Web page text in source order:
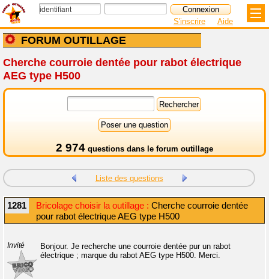
FORUM OUTILLAGE
S'inscrire Aide
Cherche courroie dentée pour rabot électrique
AEG type H500
2 974 questions dans le forum outillage
Liste des questions
1281 Bricolage choisir la outillage : Cherche courroie dentée
pour rabot électrique AEG type H500
Invité
Bonjour. Je recherche une courroie dentée pur un rabot
électrique ; marque du rabot AEG type H500. Merci.